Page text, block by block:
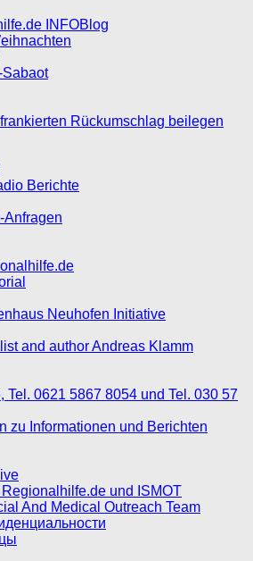
INFOBlog
Rückumschlag beilegen
Berichte
Anfragen
Neuhofen Initiative
and author Andreas Klamm
Tel. 0621 5867 8054 und Tel. 030 57
zu Informationen und Berichten
und ISMOT
And Medical Outreach Team